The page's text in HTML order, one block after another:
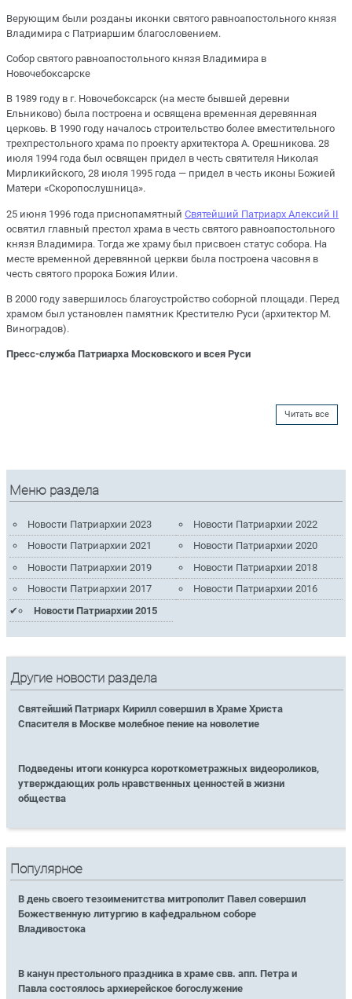
Верующим были розданы иконки святого равноапостольного князя
Владимира с Патриаршим благословением.
Собор святого равноапостольного князя Владимира в
Новочебоксарске
В 1989 году в г. Новочебоксарск (на месте бывшей деревни
Ельниково) была построена и освящена временная деревянная
церковь. В 1990 году началось строительство более вместительного
трехпрестольного храма по проекту архитектора А. Орешникова. 28
июля 1994 года был освящен придел в честь святителя Николая
Мирликийского, 28 июля 1995 года — придел в честь иконы Божией
Матери «Скоропослушница».
25 июня 1996 года приснопамятный Святейший Патриарх Алексий II
освятил главный престол храма в честь святого равноапостольного
князя Владимира. Тогда же храму был присвоен статус собора. На
месте временной деревянной церкви была построена часовня в
честь святого пророка Божия Илии.
В 2000 году завершилось благоустройство соборной площади. Перед
храмом был установлен памятник Крестителю Руси (архитектор М.
Виноградов).
Пресс-служба Патриарха Московского и всея Руси
Читать все
Меню раздела
Новости Патриархии 2023
Новости Патриархии 2022
Новости Патриархии 2021
Новости Патриархии 2020
Новости Патриархии 2019
Новости Патриархии 2018
Новости Патриархии 2017
Новости Патриархии 2016
Новости Патриархии 2015
Другие новости раздела
Святейший Патриарх Кирилл совершил в Храме Христа
Спасителя в Москве молебное пение на новолетие
Подведены итоги конкурса короткометражных видеороликов,
утверждающих роль нравственных ценностей в жизни
общества
Популярное
В день своего тезоименитства митрополит Павел совершил
Божественную литургию в кафедральном соборе
Владивостока
В канун престольного праздника в храме свв. апп. Петра и
Павла состоялось архиерейское богослужение